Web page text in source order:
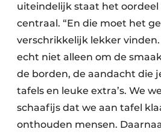
uiteindelijk staat het oordeel
centraal. “En die moet het
verschrikkelijk lekker
echt niet alleen om de
de borden, de aandacht die
tafels en leuke extra’s. We
schaafijs dat we aan tafel
onthouden mensen.